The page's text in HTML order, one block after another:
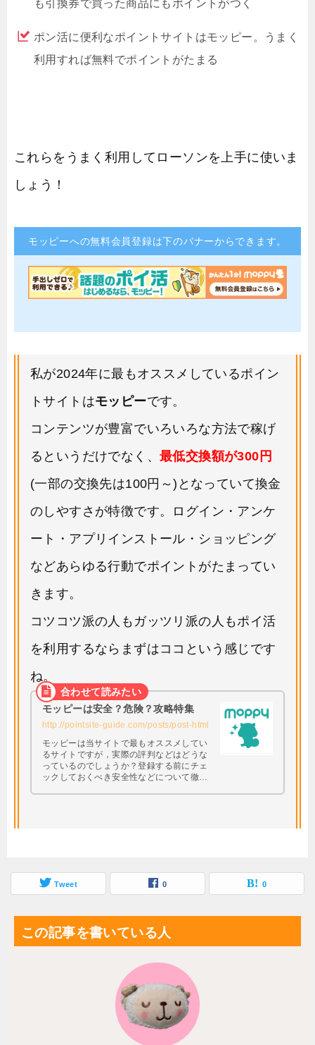
も引換券で買った商品にもポイントがつく
ポン活に便利なポイントサイトはモッピー。うまく
利用すれば無料でポイントがたまる
これらをうまく利用してローソンを上手に使いま
しょう！
モッピーへの無料会員登録は下のバナーからできます。
私が2024年に最もオススメしているポイン
トサイトはモッピーです。
コンテンツが豊富でいろいろな方法で稼げ
るというだけでなく、 最低交換額が300円
(一部の交換先は100円～)となっていて換金
のしやすさが特徴です。ログイン・アンケ
ート・アプリインストール・ショッピング
などあらゆる行動でポイントがたまってい
きます。
コツコツ派の人もガッツリ派の人もポイ活
を利用するならまずはココという感じです
ね。
モッピーは安全？危険？攻略特集
http://pointsite-guide.com/posts/post-html
モッピーは当サイトで最もオススメしてい
るサイトですが，実際の評判などはどうな
っているのでしょうか？登録する前にチェ
ックしておくべき安全性などについて徹底
Tweet 0 0
この記事を書いている人